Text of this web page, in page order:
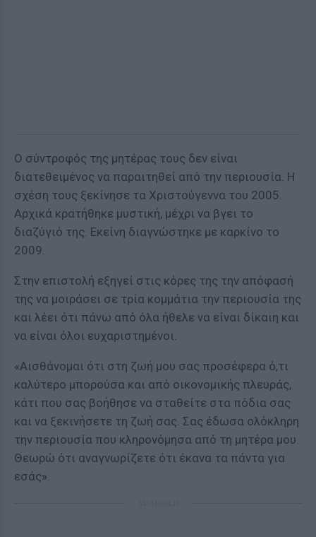
Ο σύντροφός της μητέρας τους δεν είναι
διατεθειμένος να παραιτηθεί από την περιουσία. Η
σχέση τους ξεκίνησε τα Χριστούγεννα του 2005.
Αρχικά κρατήθηκε μυστική, μέχρι να βγει το
διαζύγιό της. Εκείνη διαγνώστηκε με καρκίνο το
2009.
Στην επιστολή εξηγεί στις κόρες της την απόφασή
της να μοιράσει σε τρία κομμάτια την περιουσία της
και λέει ότι πάνω από όλα ήθελε να είναι δίκαιη και
να είναι όλοι ευχαριστημένοι.
«Αισθάνομαι ότι στη ζωή μου σας προσέφερα ό,τι
καλύτερο μπορούσα και από οικονομικής πλευράς,
κάτι που σας βοήθησε να σταθείτε στα πόδια σας
και να ξεκινήσετε τη ζωή σας. Σας έδωσα ολόκληρη
την περιουσία που κληρονόμησα από τη μητέρα μου.
Θεωρώ ότι αναγνωρίζετε ότι έκανα τα πάντα για
εσάς».